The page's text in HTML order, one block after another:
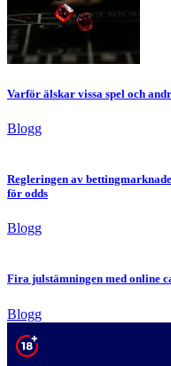
Varför älskar vissa spel och
Blogg
Regleringen av
för odds
Blogg
Fira julstämningen med online
Blogg